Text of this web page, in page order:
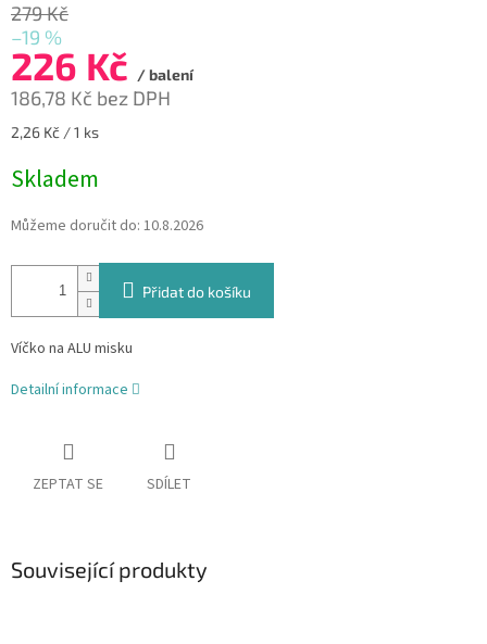
279 Kč
–19 %
226 Kč / balení
186,78 Kč bez DPH
Měrná
2,26 Kč / 1 ks
Skladem
Můžeme doručit do: 10.8.2026
Přidat do košíku
Víčko na ALU misku
Detailní informace
ZEPTAT SE SDÍLET
Související produkty